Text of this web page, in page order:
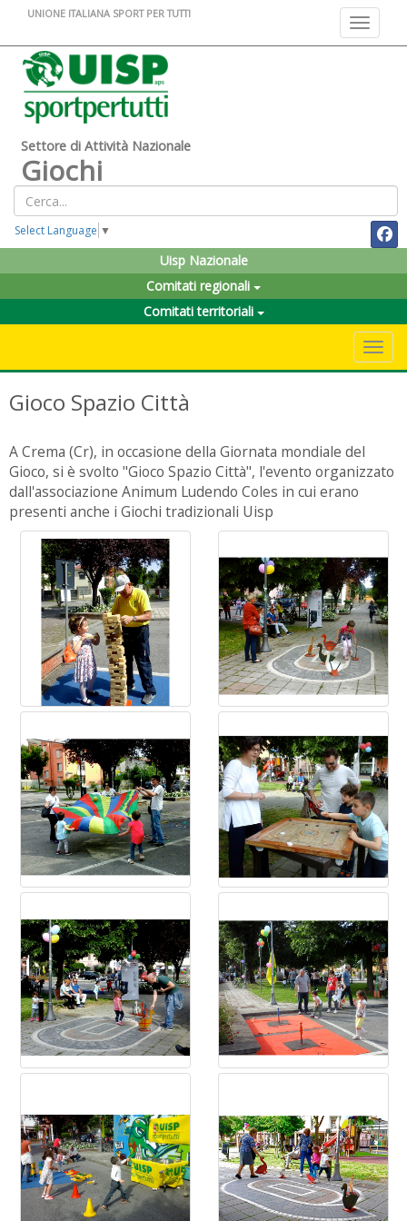
Toggle
UNIONE ITALIANA SPORT PER TUTTI
Settore di Attività Nazionale
Giochi
Select Language ▼
Uisp Nazionale
Comitati regionali
Comitati territoriali
Gioco Spazio Città
A Crema (Cr), in occasione della Giornata mondiale del
Gioco, si è svolto "Gioco Spazio Città", l'evento organizzato
dall'associazione Animum Ludendo Coles in cui erano
presenti anche i Giochi tradizionali Uisp